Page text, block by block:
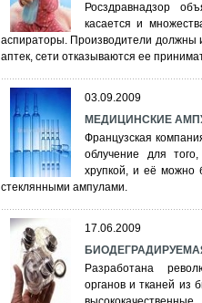
Росздравнадзор
касается и
аспираторы. Производители должны
аптек, сети отказываются ее
03.09.2009
МЕДИЦИНСКИЕ
Французская
облучение для
хрупкой, и её можно
стеклянными ампулами.
17.06.2009
Разработана
органов и тканей из